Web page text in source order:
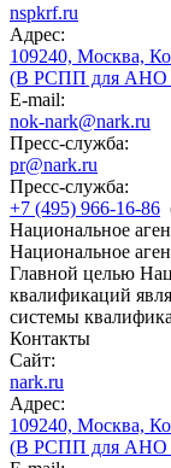
nspkrf.ru
Адрес:
109240, Москва,
(В РСПП для АНО
E-mail:
nok-nark@nark.ru
Пресс-служба:
pr@nark.ru
Пресс-служба:
+7 (495) 966-16-86
Национальное
Национальное
Главной целью
квалификаций
системы
Контакты
Сайт:
nark.ru
Адрес:
109240, Москва,
(В РСПП для АНО